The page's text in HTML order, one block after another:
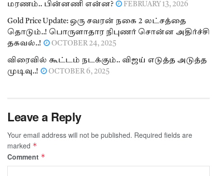
மரணம்.. பின்னணி என்ன?
FEBRUARY 13, 2026
Gold Price Update: ஒரு சவரன் நகை 2 லட்சத்தை
தொடும்..! பொருளாதார நிபுணர் சொன்ன அதிர்ச்சி
தகவல்..!
OCTOBER 24, 2025
விரைவில் கூட்டம் நடக்கும்.. விஜய் எடுத்த அடுத்த
முடிவு..!
OCTOBER 6, 2025
Leave a Reply
Your email address will not be published. Required fields are
marked *
Comment *